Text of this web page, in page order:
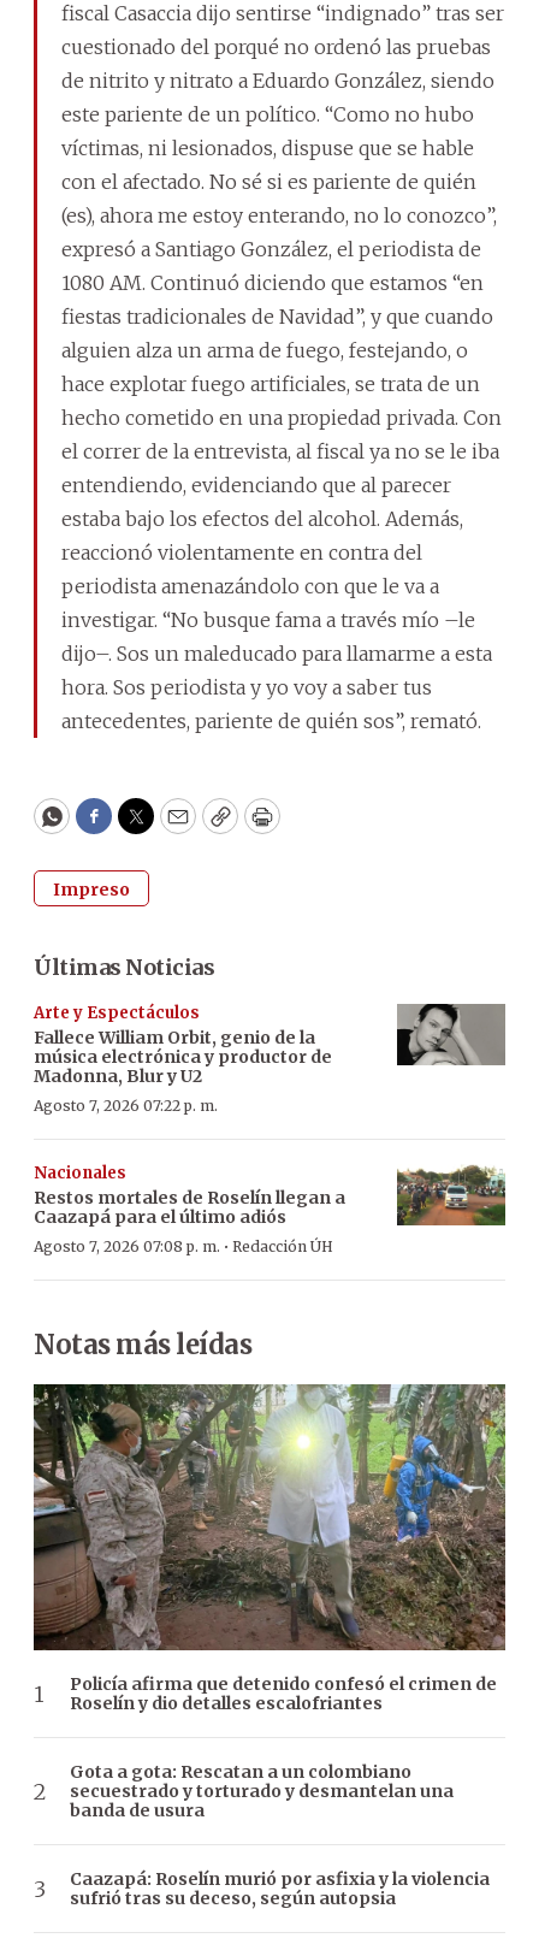
fiscal Casaccia dijo sentirse “indignado” tras ser
cuestionado del porqué no ordenó las pruebas
de nitrito y nitrato a Eduardo González, siendo
este pariente de un político. “Como no hubo
víctimas, ni lesionados, dispuse que se hable
con el afectado. No sé si es pariente de quién
(es), ahora me estoy enterando, no lo conozco”,
expresó a Santiago González, el periodista de
1080 AM. Continuó diciendo que estamos “en
fiestas tradicionales de Navidad”, y que cuando
alguien alza un arma de fuego, festejando, o
hace explotar fuego artificiales, se trata de un
hecho cometido en una propiedad privada. Con
el correr de la entrevista, al fiscal ya no se le iba
entendiendo, evidenciando que al parecer
estaba bajo los efectos del alcohol. Además,
reaccionó violentamente en contra del
periodista amenazándolo con que le va a
investigar. “No busque fama a través mío –le
dijo–. Sos un maleducado para llamarme a esta
hora. Sos periodista y yo voy a saber tus
antecedentes, pariente de quién sos”, remató.
WhatsApp
Facebook
Twitter
EmailCopyPrint
Impreso
Últimas Noticias
Arte y Espectáculos
Fallece William Orbit, genio de la
música electrónica y productor de
Madonna, Blur y U2
Agosto 7, 2026 07:22 p. m.
Nacionales
Restos mortales de Roselín llegan a
Caazapá para el último adiós
Agosto 7, 2026 07:08 p. m. · Redacción ÚH
Notas más leídas
Policía afirma que detenido confesó el crimen de
Roselín y dio detalles escalofriantes
Gota a gota: Rescatan a un colombiano
secuestrado y torturado y desmantelan una
banda de usura
Caazapá: Roselín murió por asfixia y la violencia
sufrió tras su deceso, según autopsia